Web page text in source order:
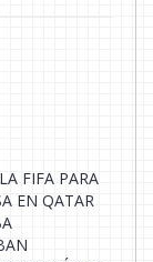
FIFA PARA
EN QATAR